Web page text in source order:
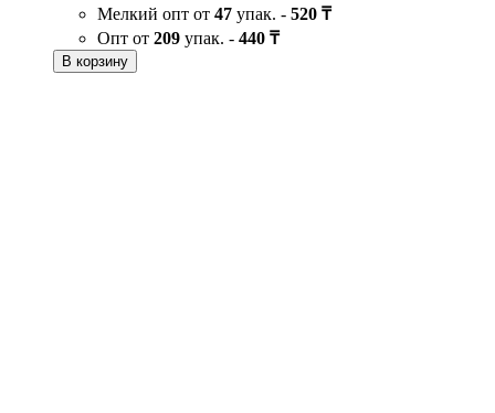
Мелкий опт от 47 упак. - 520 ₸
Опт от 209 упак. - 440 ₸
В корзину